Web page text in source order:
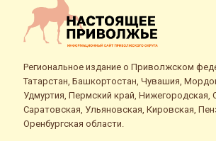
Региональное издание о Приволжском
Татарстан, Башкортостан, Чувашия,
Удмуртия, Пермский край, Нижегородская,
Саратовская, Ульяновская, Кировская,
Оренбургская области.